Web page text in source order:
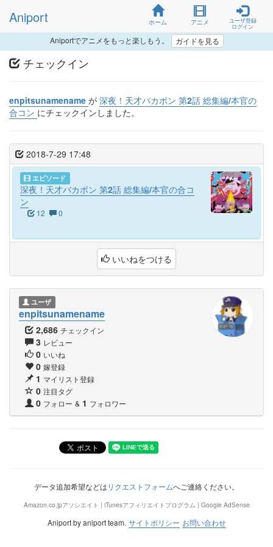
Aniport ホーム アニメ
ユーザ登録
ログイン
Aniportでアニメをもっと楽しもう。 ガイドを見る
チェックイン
enpitsunamename が 深夜！天才バカボン 第2話 総集編/本官の
合コン にチェックインしました。
2018-7-29 17:48
エピソード
深夜！天才バカボン 第2話 総集編/本官の合コ
ン
12 0
いいねをつける
ユーザ
enpitsunamename
2,686 チェックイン
3 レビュー
0 いいね
0 嫁登録
1 マイリスト登録
0 注目タグ
0 フォロー & 1 フォロワー
データ追加希望などはリクエストフォームへご連絡ください。
Amazon.co.jpアソシエイト | iTunesアフィリエイトプログラム | Google AdSense
Aniport by aniport team. サイトポリシー お問い合わせ